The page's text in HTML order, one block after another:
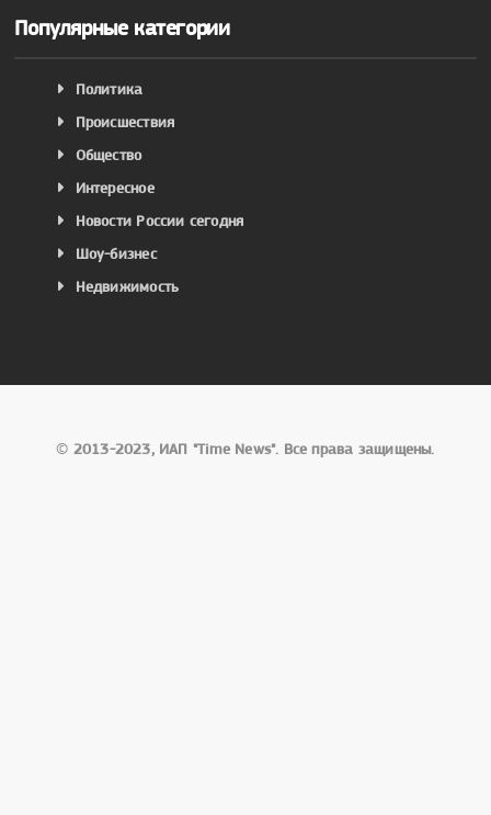
Популярные категории
Политика
Происшествия
Общество
Интересное
Новости России сегодня
Шоу-бизнес
Недвижимость
© 2013-2023, ИАП "Time News". Все права защищены.